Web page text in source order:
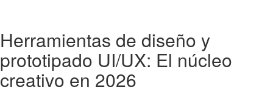
Herramientas de diseño y
prototipado UI/UX: El núcleo
creativo en 2026